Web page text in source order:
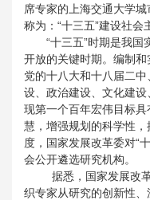
席专家的上海交通大学
称为：“十三五”建设社会
“十三五”时期是我
开放的关键时期。编制和
党的十八大和十八届二
设、政治建设、文化建
现第一个百年宏伟目标
慧，增强规划的科学性
度，国家发展改革委对“
会公开遴选研究机构。
据悉，国家发展改
织专家从研究的创新性